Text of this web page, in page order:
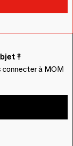
?
à MOM